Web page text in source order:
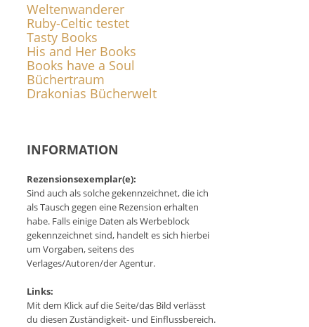
Weltenwanderer
Ruby-Celtic testet
Tasty Books
His and Her Books
Books have a Soul
Büchertraum
Drakonias Bücherwelt
INFORMATION
Rezensionsexemplar(e):
Sind auch als solche gekennzeichnet, die ich
als Tausch gegen eine Rezension erhalten
habe. Falls einige Daten als Werbeblock
gekennzeichnet sind, handelt es sich hierbei
um Vorgaben, seitens des
Verlages/Autoren/der Agentur.
Links:
Mit dem Klick auf die Seite/das Bild verlässt
du diesen Zuständigkeit- und Einflussbereich.